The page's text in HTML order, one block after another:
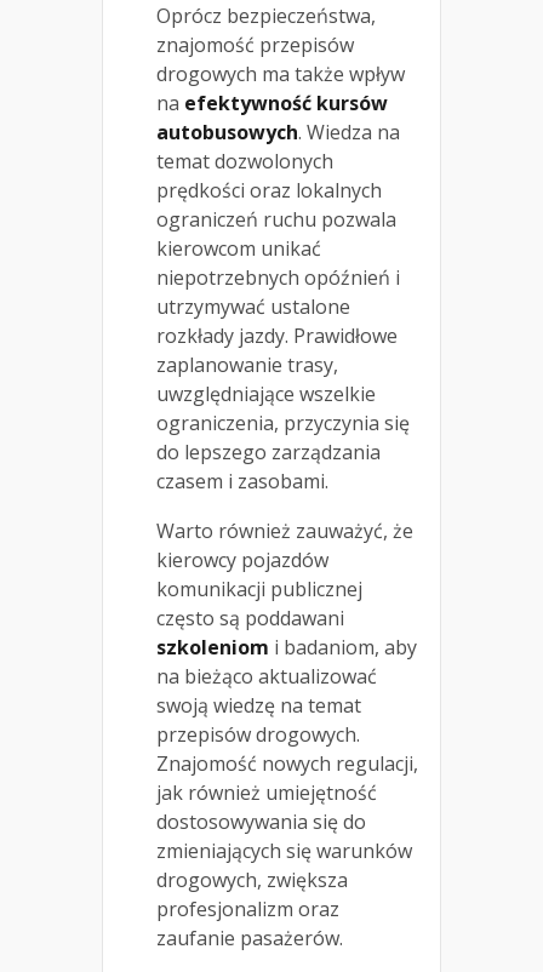
Oprócz bezpieczeństwa,
znajomość przepisów
drogowych ma także wpływ
na efektywność kursów
autobusowych. Wiedza na
temat dozwolonych
prędkości oraz lokalnych
ograniczeń ruchu pozwala
kierowcom unikać
niepotrzebnych opóźnień i
utrzymywać ustalone
rozkłady jazdy. Prawidłowe
zaplanowanie trasy,
uwzględniające wszelkie
ograniczenia, przyczynia się
do lepszego zarządzania
czasem i zasobami.
Warto również zauważyć, że
kierowcy pojazdów
komunikacji publicznej
często są poddawani
szkoleniom i badaniom, aby
na bieżąco aktualizować
swoją wiedzę na temat
przepisów drogowych.
Znajomość nowych regulacji,
jak również umiejętność
dostosowywania się do
zmieniających się warunków
drogowych, zwiększa
profesjonalizm oraz
zaufanie pasażerów.